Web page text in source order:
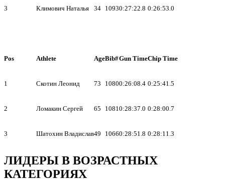
3 Климович Наталья 34 10930:27:22.8 0:26:53.0
Pos Athlete AgeBib#Gun TimeChip Time
1 Скотин Леонид 73 10800:26:08.4 0:25:41.5
2 Ломакин Сергей 65 1081 0:28:37.0 0:28:00.7
3 Шатохин Владислав49 10660:28:51.8 0:28:11.3
ЛИДЕРЫ В ВОЗРАСТНЫХ
КАТЕГОРИЯХ